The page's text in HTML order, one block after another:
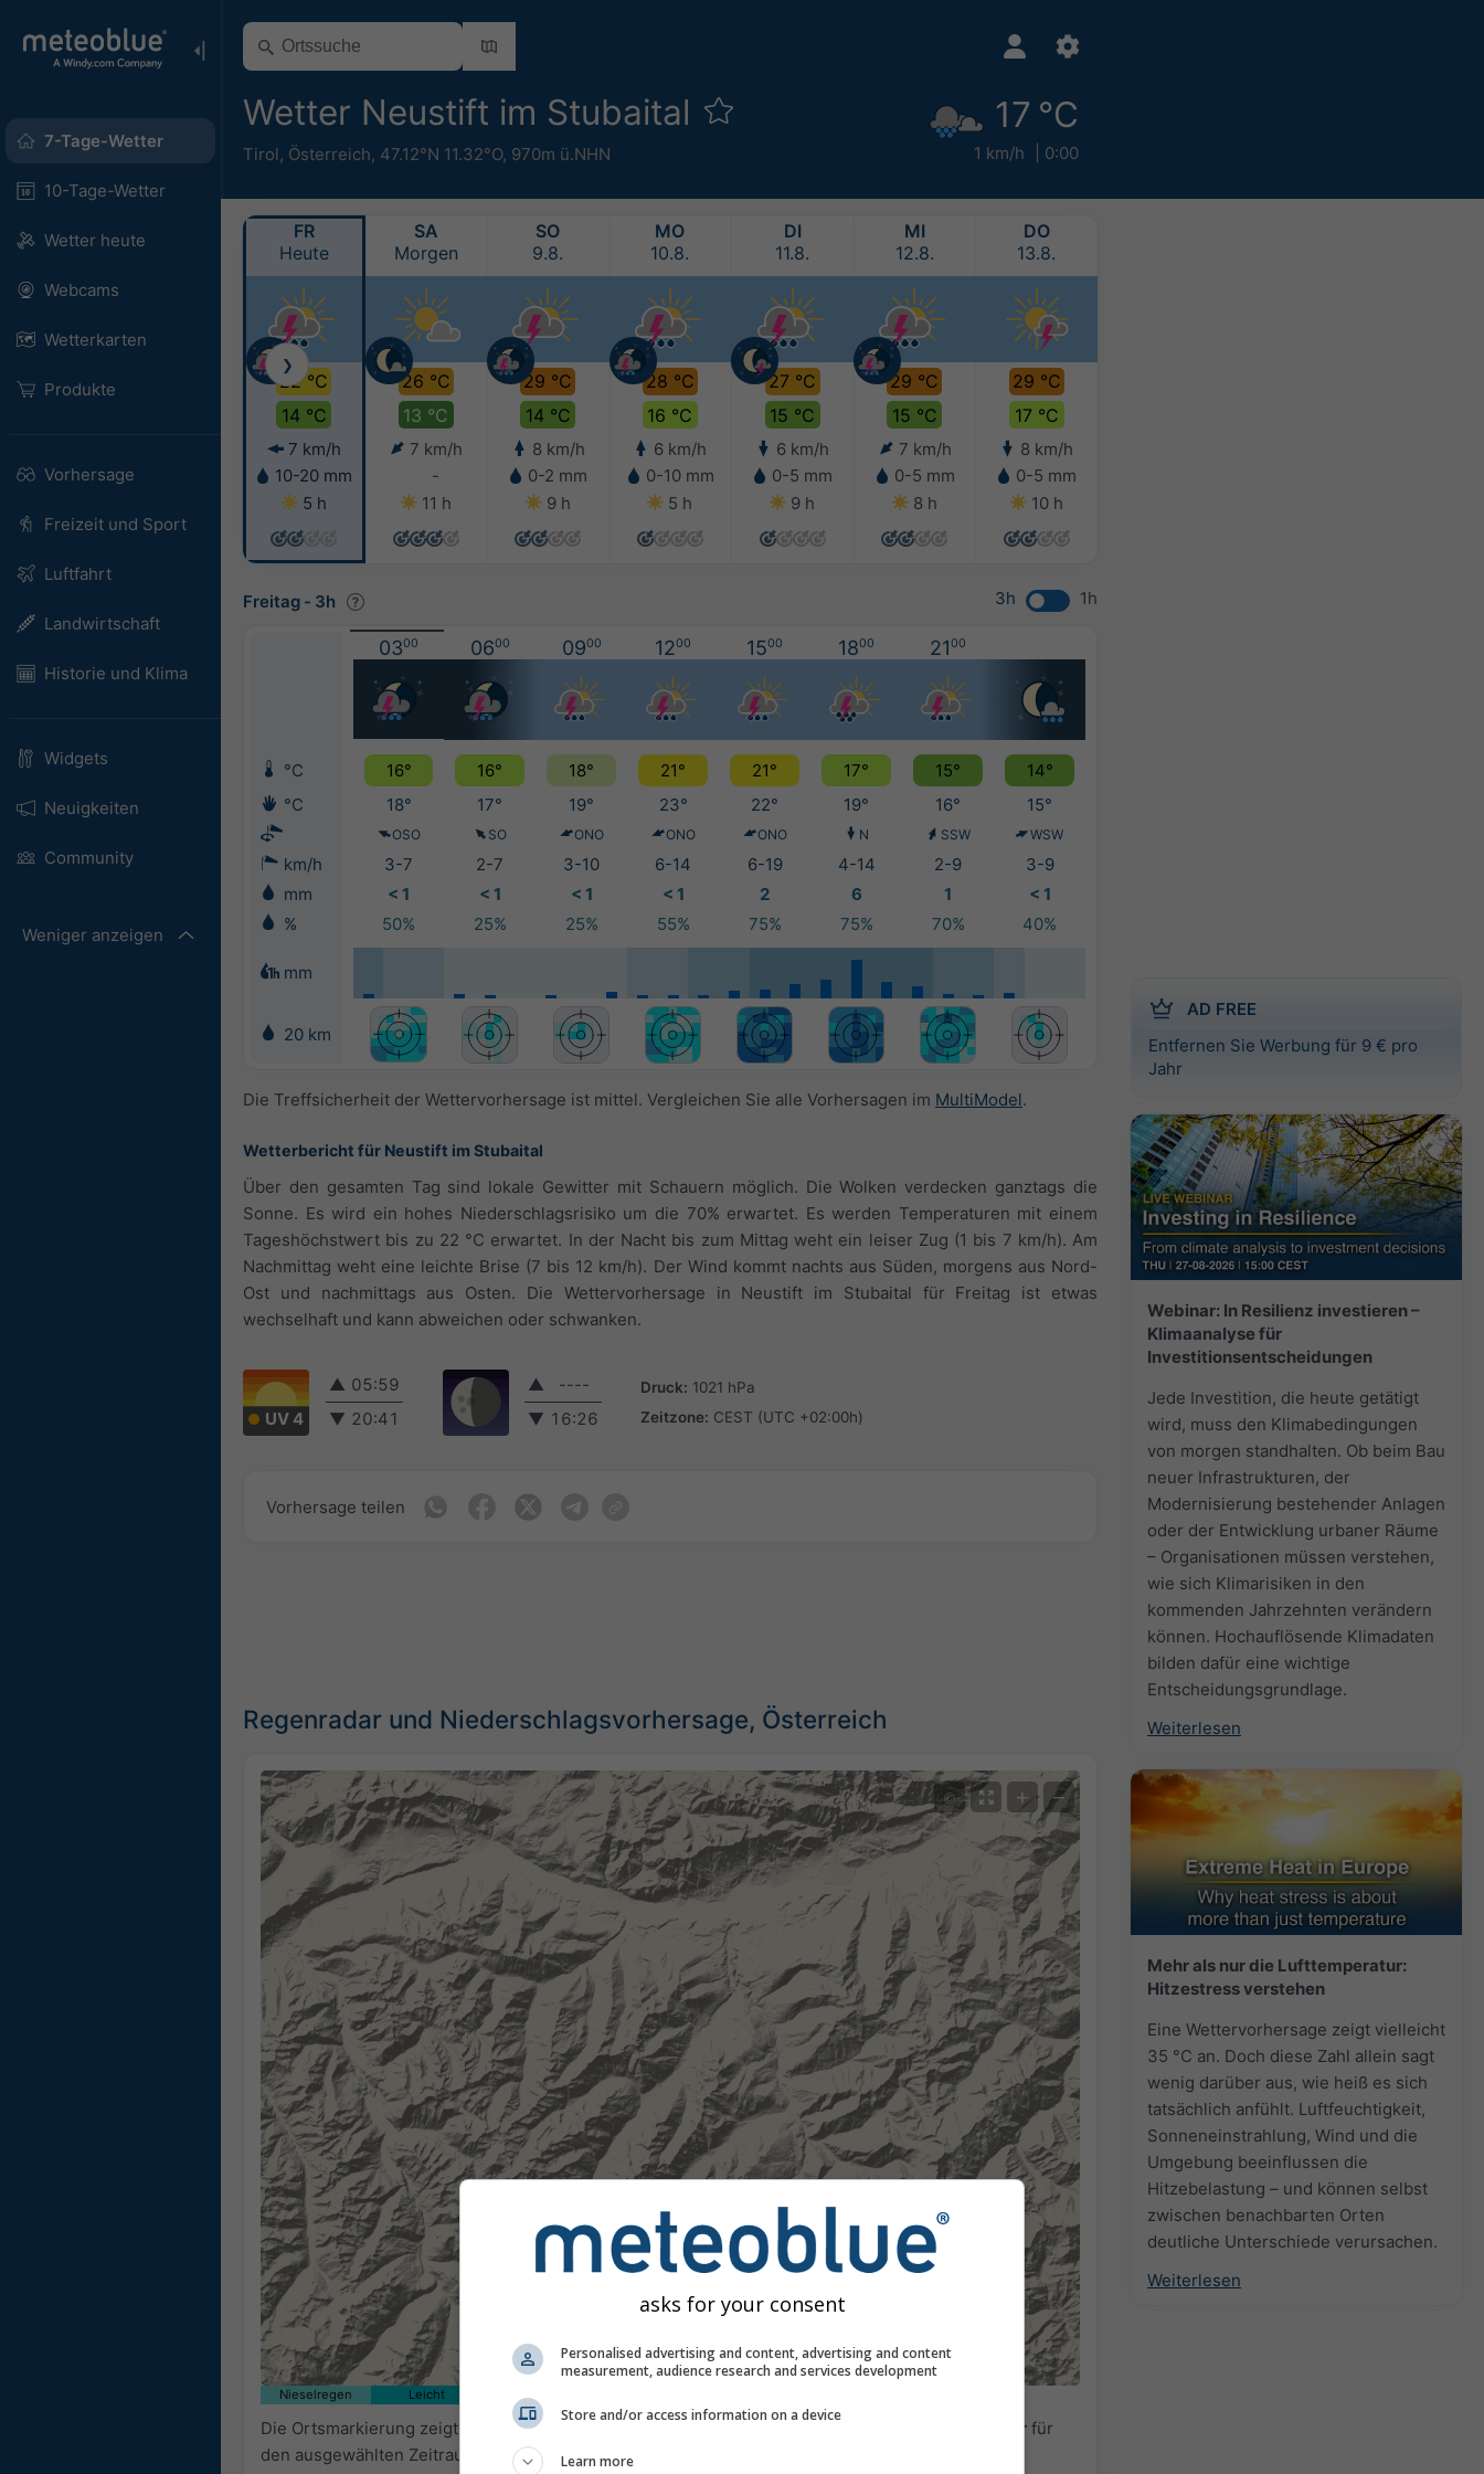
7-Tage-Wetter
10-Tage-Wetter
Wetter heute
Webcams
Wetterkarten
Produkte
Vorhersage
Freizeit und Sport
Luftfahrt
Landwirtschaft
Historie und Klima
Widgets
Neuigkeiten
Community
Weniger anzeigen
Wetter Neustift im Stubaital
Tirol, Österreich, 47.12°N 11.32°O, 970m ü.NHN
17 °C
1 km/h 0:00
AD FREE
Entfernen Sie Werbung für 9 € pro
Jahr
Webinar: In Resilienz investieren –
Klimaanalyse für
Investitionsentscheidungen
Jede Investition, die heute getätigt
wird, muss den Klimabedingungen
von morgen standhalten. Ob beim Bau
neuer Infrastrukturen, der
Modernisierung bestehender Anlagen
oder der Entwicklung urbaner Räume
– Organisationen müssen verstehen,
wie sich Klimarisiken in den
kommenden Jahrzehnten verändern
können. Hochauflösende Klimadaten
bilden dafür eine wichtige
Entscheidungsgrundlage.
Weiterlesen
Mehr als nur die Lufttemperatur:
Hitzestress verstehen
Eine Wettervorhersage zeigt vielleicht
35 °C an. Doch diese Zahl allein sagt
wenig darüber aus, wie heiß es sich
tatsächlich anfühlt. Luftfeuchtigkeit,
Sonneneinstrahlung, Wind und die
Umgebung beeinflussen die
Hitzebelastung – und können selbst
zwischen benachbarten Orten
deutliche Unterschiede verursachen.
Weiterlesen
FR
Heute
22 °C
14 °C
7 km/h
10-20 mm
5 h
SA
Morgen
26 °C
13 °C
7 km/h
-
11 h
SO
9.8.
29 °C
14 °C
8 km/h
0-2 mm
9 h
MO
10.8.
28 °C
16 °C
6 km/h
0-10 mm
5 h
DI
11.8.
27 °C
15 °C
6 km/h
0-5 mm
9 h
MI
12.8.
29 °C
15 °C
7 km/h
0-5 mm
8 h
DO
13.8.
29 °C
17 °C
8 km/h
0-5 mm
10 h
❯
Freitag - 3h 3h 1h
0300 0600 0900 1200 1500 1800 2100
°C 16° 16° 18° 21° 21° 17° 15°
14°
°C
18° 17° 19° 23° 22° 19° 16° 15°
OSO SO ONO ONO ONO N SSW WSW
km/h 3-7 2-7 3-10 6-14 6-19 4-14 2-9
3-9
mm
< 1 < 1 < 1 < 1 2 6 1
< 1
%
50% 25% 25% 55% 75% 75% 70% 40%
mm
20 km
Die Treffsicherheit der Wettervorhersage ist mittel. Vergleichen Sie alle Vorhersagen im MultiModel.
Wetterbericht für Neustift im Stubaital
Über den gesamten Tag sind lokale Gewitter mit Schauern möglich. Die Wolken verdecken ganztags die
Sonne. Es wird ein hohes Niederschlagsrisiko um die 70% erwartet. Es werden Temperaturen mit einem
Tageshöchstwert bis zu 22 °C erwartet. In der Nacht bis zum Mittag weht ein leiser Zug (1 bis 7 km/h). Am
Nachmittag weht eine leichte Brise (7 bis 12 km/h). Der Wind kommt nachts aus Süden, morgens aus Nord-
Ost und nachmittags aus Osten. Die Wettervorhersage in Neustift im Stubaital für Freitag ist etwas
wechselhaft und kann abweichen oder schwanken.
UV 4
▲ 05:59
▼ 20:41
▲
----
▼ 16:26
Druck: 1021 hPa
Zeitzone: CEST (UTC +02:00h)
Vorhersage teilen
Regenradar und Niederschlagsvorhersage, Österreich
© + −
Nieselregen Leicht
Die Ortsmarkierung zeigt auf Neustift im Stubaital. Diese Animation zeigt das Niederschlagsradar für
den ausgewählten Zeitraum sowie eine2h-Vorhersage
asks for your consent
Personalised advertising and content, advertising and content
measurement, audience research and services development
Store and/or access information on a device
Learn more